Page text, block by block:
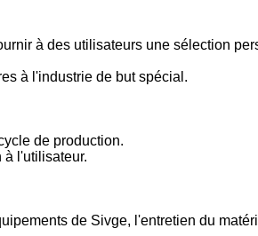
à des utilisateurs une sélection
à l'industrie de but spécial.
de production.
à l'utilisateur.
de Sivge, l'entretien du